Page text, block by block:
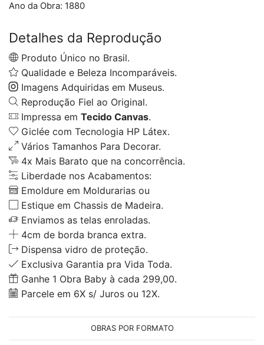
Ano da Obra: 1880
Detalhes da Reprodução
Produto Único no Brasil.
Qualidade e Beleza Incomparáveis.
Imagens Adquiridas em Museus.
Reprodução Fiel ao Original.
Impressa em Tecido Canvas.
Giclée com Tecnologia HP Látex.
Vários Tamanhos Para Decorar.
4x Mais Barato que na concorrência.
Liberdade nos Acabamentos:
Emoldure em Moldurarias ou
Estique em Chassis de Madeira.
Enviamos as telas enroladas.
4cm de borda branca extra.
Dispensa vidro de proteção.
Exclusiva Garantia pra Vida Toda.
Ganhe 1 Obra Baby à cada 299,00.
Parcele em 6X s/ Juros ou 12X.
OBRAS POR FORMATO